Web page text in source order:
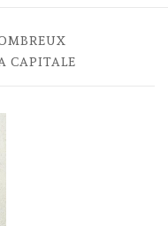
CAPITALE